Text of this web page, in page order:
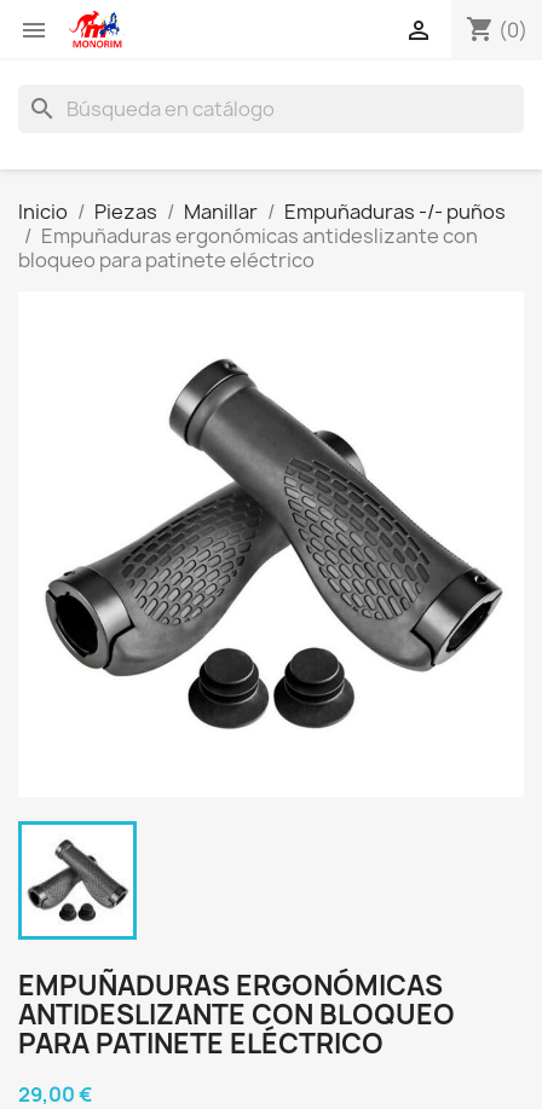
 shopping_cart (0)

search
Inicio Piezas Manillar
Empuñaduras -/- puños
Empuñaduras ergonómicas antideslizante con
bloqueo para patinete eléctrico
EMPUÑADURAS ERGONÓMICAS
ANTIDESLIZANTE CON BLOQUEO
PARA PATINETE ELÉCTRICO
29,00 €